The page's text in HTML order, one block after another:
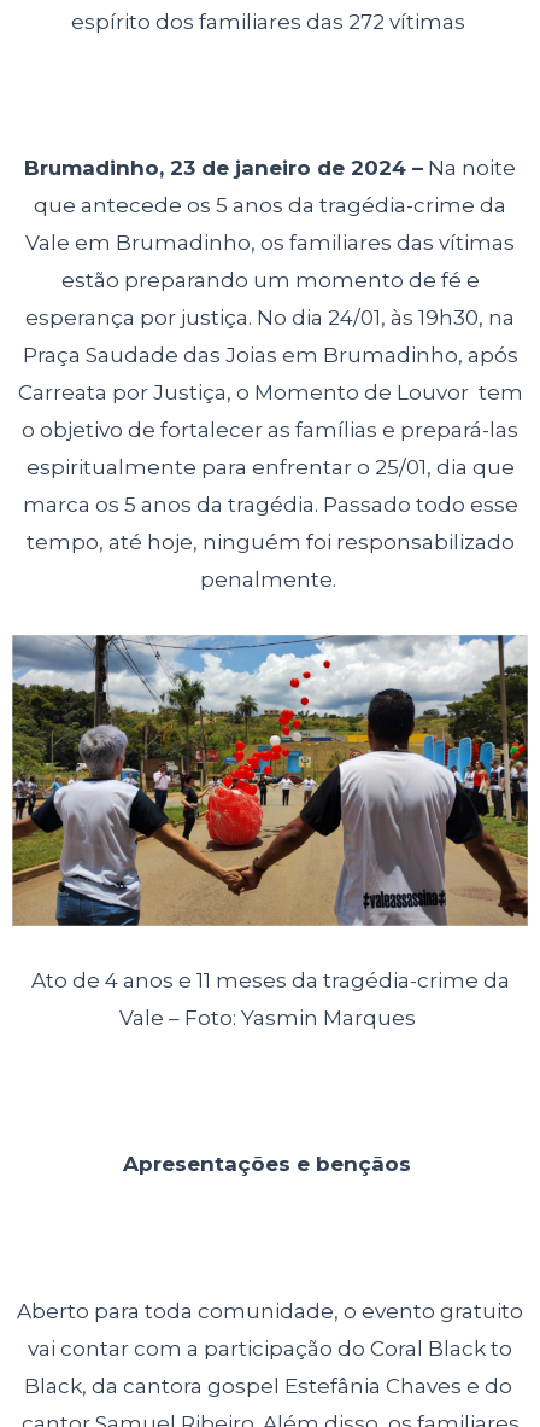
espírito dos familiares das 272 vítimas
Brumadinho, 23 de janeiro de 2024 – Na noite
que antecede os 5 anos da tragédia-crime da
Vale em Brumadinho, os familiares das vítimas
estão preparando um momento de fé e
esperança por justiça. No dia 24/01, às 19h30, na
Praça Saudade das Joias em Brumadinho, após
Carreata por Justiça, o Momento de Louvor tem
o objetivo de fortalecer as famílias e prepará-las
espiritualmente para enfrentar o 25/01, dia que
marca os 5 anos da tragédia. Passado todo esse
tempo, até hoje, ninguém foi responsabilizado
penalmente.
Ato de 4 anos e 11 meses da tragédia-crime da
Vale – Foto: Yasmin Marques
Apresentações e bençãos
Aberto para toda comunidade, o evento gratuito
vai contar com a participação do Coral Black to
Black, da cantora gospel Estefânia Chaves e do